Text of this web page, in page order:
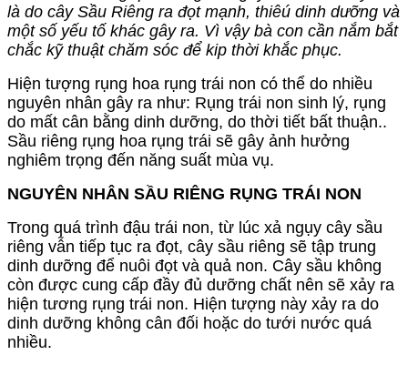
là do cây Sầu Riêng ra đọt mạnh, thiêú dinh dưỡng và
một số yếu tố khác gây ra. Vì vậy bà con cần nắm bắt
chắc kỹ thuật chăm sóc để kip thời khắc phục.
Hiện tượng rụng hoa rụng trái non có thể do nhiều
nguyên nhân gây ra như: Rụng trái non sinh lý, rụng
do mất cân bằng dinh dưỡng, do thời tiết bất thuận..
Sầu riêng rụng hoa rụng trái sẽ gây ảnh hưởng
nghiêm trọng đến năng suất mùa vụ.
NGUYÊN NHÂN SẦU RIÊNG RỤNG TRÁI NON
Trong quá trình đậu trái non, từ lúc xả ngụy cây sầu
riêng vẫn tiếp tục ra đọt, cây sầu riêng sẽ tập trung
dinh dưỡng để nuôi đọt và quả non. Cây sầu không
còn được cung cấp đầy đủ dưỡng chất nên sẽ xảy ra
hiện tương rụng trái non. Hiện tượng này xảy ra do
dinh dưỡng không cân đối hoặc do tưới nước quá
nhiều.